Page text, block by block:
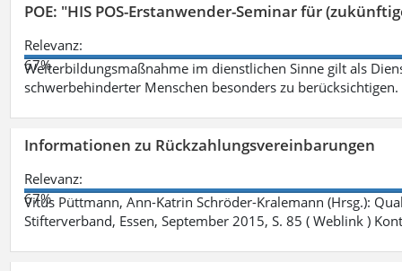
POE: "HIS POS-Erstanwender-Seminar für
Relevanz:
67%
Weiterbildungsmaßnahme im dienstlichen Sinne gilt als
schwerbehinderter Menschen besonders zu berücksichtigen.
Informationen zu Rückzahlungsvereinbarungen
Relevanz:
67%
Vitus Püttmann, Ann-Katrin Schröder-Kralemann (Hrsg.):
Stifterverband, Essen, September 2015, S. 85 ( Weblink )